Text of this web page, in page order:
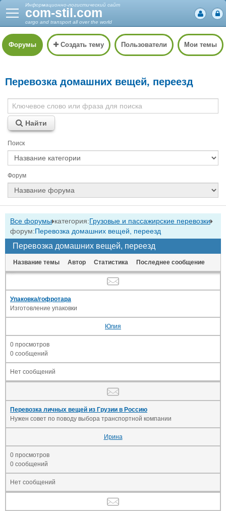
Информационно-логистический сайт
com-stil.com
cargo and transport all over the world
Форумы Создать тему Пользователи Мои темы
Перевозка домашних вещей, переезд
Найти
Поиск
Форум
Все форумы категория:Грузовые и пассажирские перевозки
форум:Перевозка домашних вещей, переезд
Перевозка домашних вещей, переезд
Название темы Автор Статистика Последнее сообщение
Упаковка/гофротара
Изготовление упаковки
Юлия
0 просмотров
0 сообщений
Нет сообщений
Перевозка личных вещей из Грузии в Россию
Нужен совет по поводу выбора транспортной компании
Ирина
0 просмотров
0 сообщений
Нет сообщений